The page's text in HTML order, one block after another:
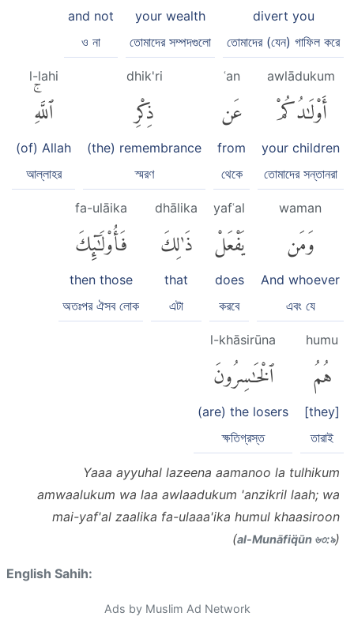
divert you
তোমাদের (যেন) গাফিল করে
your wealth
তোমাদের সম্পদগুলো
and not
ও না
awlādukum
أَوْلَٰدُكُمْ
your children
তোমাদের সন্তানরা
ʿan
عَن
from
থেকে
dhik'ri
ذِكْرِ
(the) remembrance
স্মরণ
l-lahi
ٱللَّهِۚ
(of) Allah
আল্লাহর
waman
وَمَن
And whoever
এবং যে
yafʿal
يَفْعَلْ
does
করবে
dhālika
ذَٰلِكَ
that
এটা
fa-ulāika
فَأُو۟لَٰٓئِكَ
then those
অতঃপর ঐসব লোক
humu
هُمُ
[they]
তারাই
l-khāsirūna
ٱلْخَٰسِرُونَ
(are) the losers
ক্ষতিগ্রস্ত
Yaaa ayyuhal lazeena aamanoo la tulhikum
amwaalukum wa laa awlaadukum 'anzikril laah; wa
mai-yaf'al zaalika fa-ulaaa'ika humul khaasiroon
(al-Munāfiq̈ūn ৬৩:৯)
English Sahih:
Ads by Muslim Ad Network